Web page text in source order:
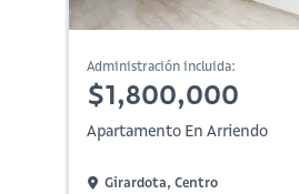
Administración incluida:
$1,800,000
Apartamento En Arriendo
Girardota, Centro